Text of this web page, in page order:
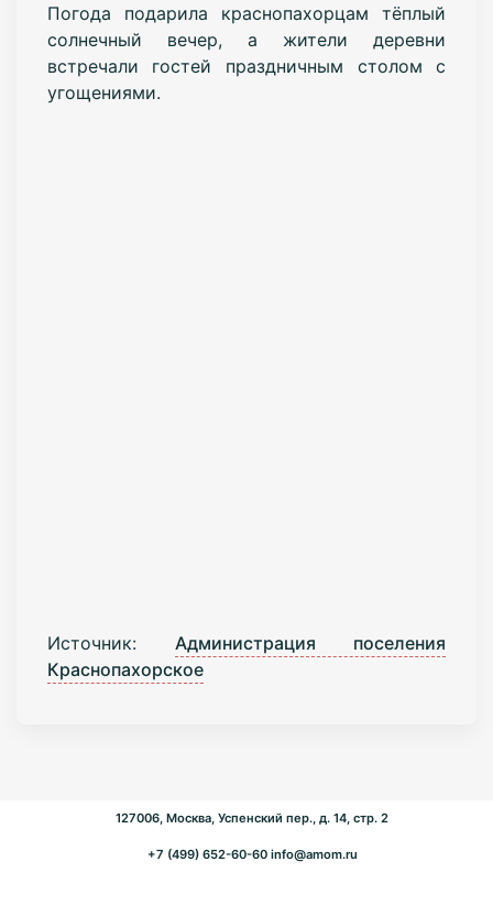
Погода подарила краснопахорцам тёплый
солнечный вечер, а жители деревни
встречали гостей праздничным столом с
угощениями.
Источник: Администрация поселения
Краснопахорское
127006, Москва, Успенский пер., д. 14, стр. 2
+7 (499) 652-60-60 info@amom.ru